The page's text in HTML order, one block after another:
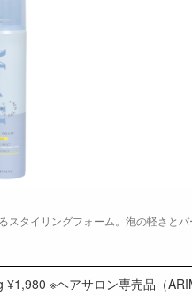
スタイリングフォーム。泡の軽さと
※ヘアサロン専売品（